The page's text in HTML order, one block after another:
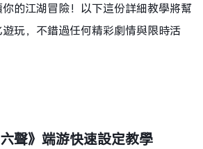
的江湖冒險！以下這份詳細教學將幫
玩，不錯過任何精彩劇情與限時活
聲》端游快速設定教學